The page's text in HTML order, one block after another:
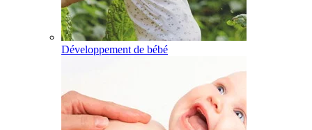
Développement de bébé